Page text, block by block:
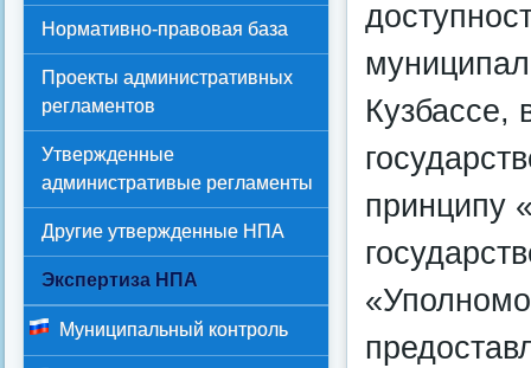
Кузбассе,
принципу
Нормативно-правовая база
Проекты административных
регламентов
Утвержденные
административые регламенты
Другие утвержденные НПА
Экспертиза НПА
Муниципальный контроль